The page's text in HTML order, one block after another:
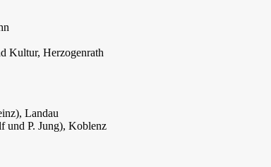
Kultur, Herzogenrath
Landau
und P. Jung), Koblenz